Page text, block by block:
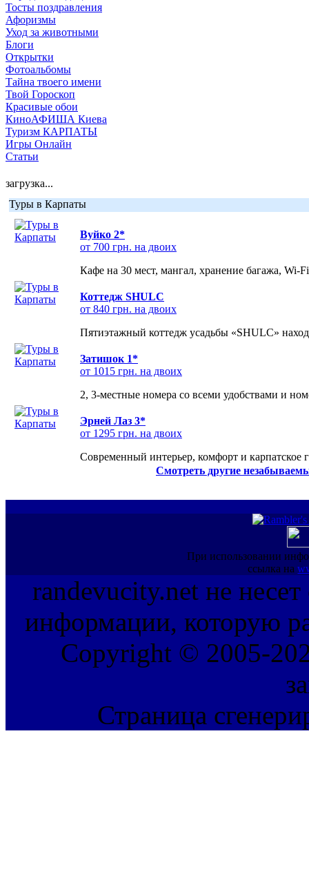
Тосты поздравления
Афоризмы
Уход за животными
Блоги
Открытки
Фотоальбомы
Тайна твоего имени
Твой Гороскоп
Красивые обои
КиноАФИША Киева
Туризм КАРПАТЫ
Игры Онлайн
Статьи
загрузка...
Туры в Карпаты
Вуйко 2*
от 700 грн. на двоих
Кафе на 30 мест, мангал, хранение багажа, Wi-
Коттедж SHULC
от 840 грн. на двоих
Пятиэтажный коттедж усадьбы «SHULC»
Затишок 1*
от 1015 грн. на двоих
2, 3-местные номера со всеми удобствами и
Эрней Лаз 3*
от 1295 грн. на двоих
Современный интерьер, комфорт и карпатское
Смотреть другие
При использовании
ссылка на
randevucity.net не несет
информации, которую
Copyright © 2005-
Страница